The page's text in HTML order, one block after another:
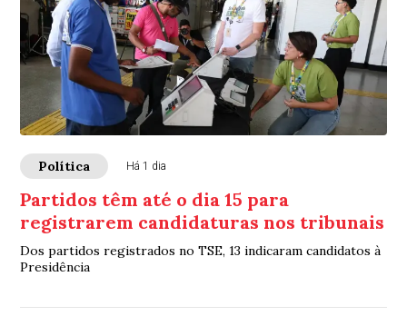
Política Há 1 dia
Partidos têm até o dia 15 para
registrarem candidaturas nos tribunais
Dos partidos registrados no TSE, 13 indicaram candidatos à
Presidência